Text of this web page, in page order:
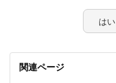
はい
関連ページ